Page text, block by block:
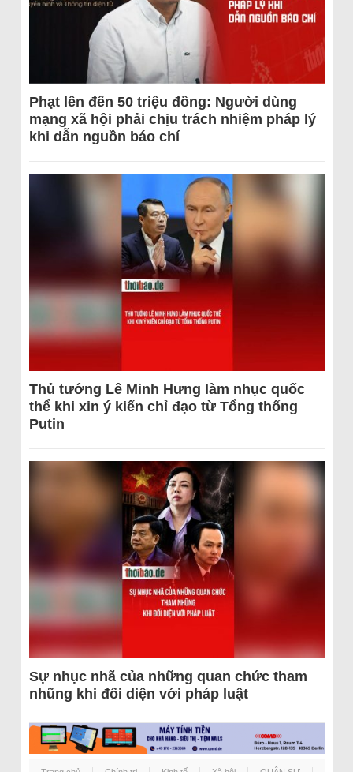
Phạt lên đến 50 triệu đồng: Người dùng
mạng xã hội phải chịu trách nhiệm pháp lý
khi dẫn nguồn báo chí
Thủ tướng Lê Minh Hưng làm nhục quốc
thể khi xin ý kiến chỉ đạo từ Tổng thống
Putin
Sự nhục nhã của những quan chức tham
nhũng khi đối diện với pháp luật